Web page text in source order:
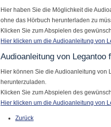
Hier haben Sie die Möglichkeit die
ohne das Hörbuch herunterladen zu
Klicken Sie zum Abspielen des
Hier klicken um die Audioanleitung von
Audioanleitung von Legantoo
Hier können Sie die Audioanleitung von
herunterzuladen.
Klicken Sie zum Abspielen des
Hier klicken um die Audioanleitung von
Zurück